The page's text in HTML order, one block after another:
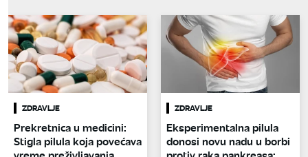
ZDRAVLJE
Prekretnica u medicini:
Stigla pilula koja povećava
ZDRAVLJE
Eksperimentalna pilula
donosi novu nadu u borbi